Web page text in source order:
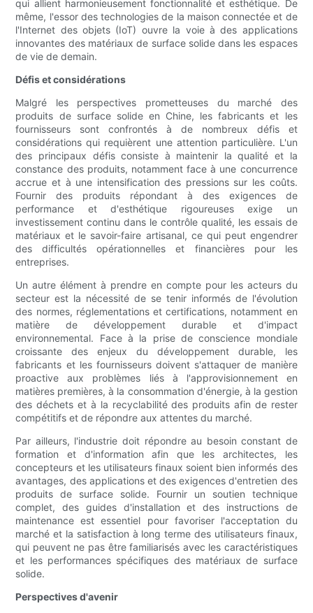
qui allient harmonieusement fonctionnalité et esthétique. De
même, l'essor des technologies de la maison connectée et de
l'Internet des objets (IoT) ouvre la voie à des applications
innovantes des matériaux de surface solide dans les espaces
de vie de demain.
Défis et considérations
Malgré les perspectives prometteuses du marché des
produits de surface solide en Chine, les fabricants et les
fournisseurs sont confrontés à de nombreux défis et
considérations qui requièrent une attention particulière. L'un
des principaux défis consiste à maintenir la qualité et la
constance des produits, notamment face à une concurrence
accrue et à une intensification des pressions sur les coûts.
Fournir des produits répondant à des exigences de
performance et d'esthétique rigoureuses exige un
investissement continu dans le contrôle qualité, les essais de
matériaux et le savoir-faire artisanal, ce qui peut engendrer
des difficultés opérationnelles et financières pour les
entreprises.
Un autre élément à prendre en compte pour les acteurs du
secteur est la nécessité de se tenir informés de l'évolution
des normes, réglementations et certifications, notamment en
matière de développement durable et d'impact
environnemental. Face à la prise de conscience mondiale
croissante des enjeux du développement durable, les
fabricants et les fournisseurs doivent s'attaquer de manière
proactive aux problèmes liés à l'approvisionnement en
matières premières, à la consommation d'énergie, à la gestion
des déchets et à la recyclabilité des produits afin de rester
compétitifs et de répondre aux attentes du marché.
Par ailleurs, l'industrie doit répondre au besoin constant de
formation et d'information afin que les architectes, les
concepteurs et les utilisateurs finaux soient bien informés des
avantages, des applications et des exigences d'entretien des
produits de surface solide. Fournir un soutien technique
complet, des guides d'installation et des instructions de
maintenance est essentiel pour favoriser l'acceptation du
marché et la satisfaction à long terme des utilisateurs finaux,
qui peuvent ne pas être familiarisés avec les caractéristiques
et les performances spécifiques des matériaux de surface
solide.
Perspectives d'avenir